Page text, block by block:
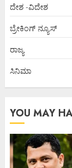
ದೇಶ -ವಿದೇಶ
ಬ್ರೇಕಿಂಗ್ ನ್ಯೂಸ್
ರಾಜ್ಯ
ಸಿನಿಮಾ
YOU MAY